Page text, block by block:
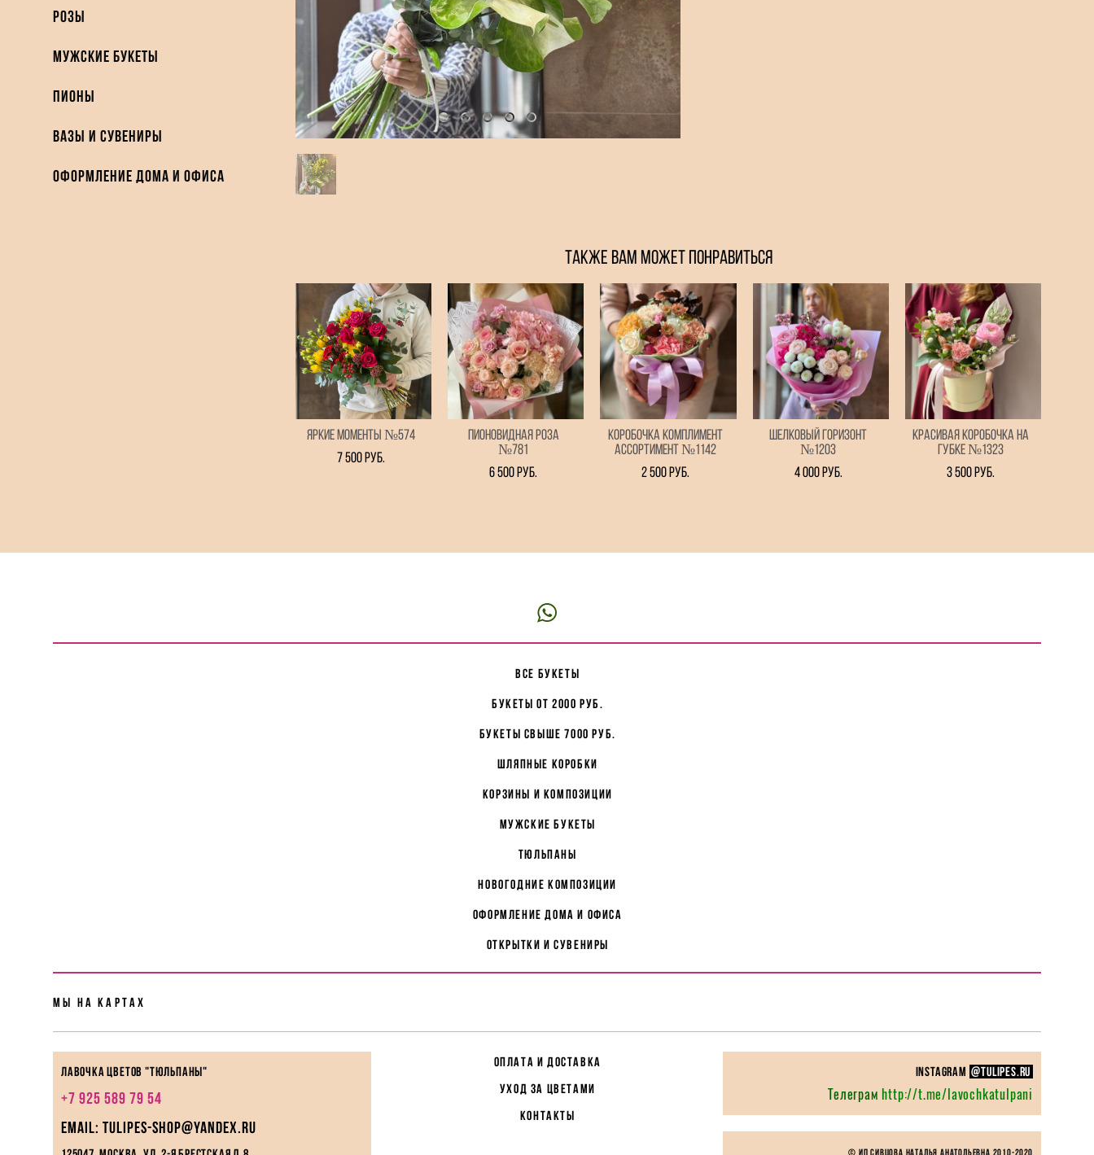
Розы
Мужские букеты
Пионы
Вазы и Сувениры
Оформление дома и офиса
ТАКЖЕ ВАМ МОЖЕТ ПОНРАВИТЬСЯ
Яркие моменты №574
7 500 pуб.
Пионовидная роза
№781
6 500 pуб.
Коробочка комплимент
ассортимент №1142
2 500 pуб.
Шелковый горизонт
№1203
4 000 pуб.
Красивая коробочка на
губке №1323
3 500 pуб.
все букеты
букеты от 2000 руб.
букеты свыше 7000 руб.
Шляпные коробки
корзины и композиции
мужские букеты
Тюльпаны
Новогодние композиции
Оформление дома и офиса
Открытки и сувениры
Мы На картах
Лавочка цветов "Тюльпаны"
+7 925 589 79 54
EMAIL: tulipes-shop@yandex.ru
ОПЛАТА И ДОСТАВКА
УХОД ЗА ЦВЕТАМИ
КОНТАКТЫ
instagram @TULIPES.RU
Телеграм http://t.me/lavochkatulpani
© ИП Сивцова Наталья Анатольевна 2010-2020